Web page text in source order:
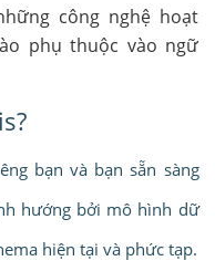
công nghệ hoạt
phụ thuộc vào ngữ
bạn và bạn sẵn sàng
hướng bởi mô hình dữ
hiện tại và phức tạp.